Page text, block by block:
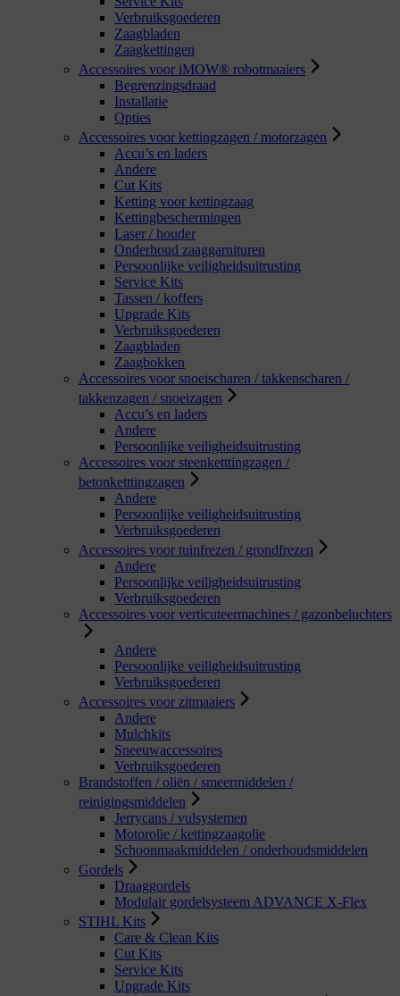
Verbruiksgoederen
Zaagbladen
Zaagkettingen
Accessoires voor iMOW® robotmaaiers
Begrenzingsdraad
Installatie
Opties
Accessoires voor kettingzagen / motorzagen
Accu’s en laders
Andere
Cut Kits
Ketting voor kettingzaag
Kettingbeschermingen
Laser / houder
Onderhoud zaaggarnituren
Persoonlijke veiligheidsuitrusting
Service Kits
Tassen / koffers
Upgrade Kits
Verbruiksgoederen
Zaagbladen
Zaagbokken
Accessoires voor snoeischaren / takkenscharen /
takkenzagen / snoeizagen
Accu’s en laders
Andere
Persoonlijke veiligheidsuitrusting
Accessoires voor steenketttingzagen /
betonketttingzagen
Andere
Persoonlijke veiligheidsuitrusting
Verbruiksgoederen
Accessoires voor tuinfrezen / grondfrezen
Andere
Persoonlijke veiligheidsuitrusting
Verbruiksgoederen
Accessoires voor verticuteermachines / gazonbeluchters
Andere
Persoonlijke veiligheidsuitrusting
Verbruiksgoederen
Accessoires voor zitmaaiers
Andere
Mulchkits
Sneeuwaccessoires
Verbruiksgoederen
Brandstoffen / oliën / smeermiddelen /
reinigingsmiddelen
Jerrycans / vulsystemen
Motorolie / kettingzaagolie
Schoonmaakmiddelen / onderhoudsmiddelen
Gordels
Draaggordels
Modulair gordelsysteem ADVANCE X-Flex
STIHL Kits
Care & Clean Kits
Cut Kits
Service Kits
Upgrade Kits